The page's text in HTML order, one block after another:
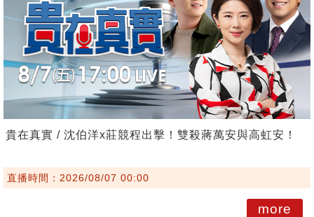
貴在真實 / 沈伯洋x莊競程出擊！雙殺蔣萬安與高虹安！
直播時間：2026/08/07 00:00
more